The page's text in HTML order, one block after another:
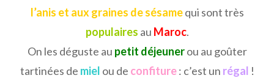
l’anis et aux graines de sésamequi sont très
populaires au Maroc.
On les déguste au petit déjeuner ou au goûter
tartinées de miel ou de confiture: c’est un régal !